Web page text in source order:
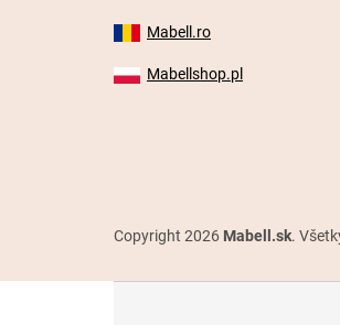
Mabell.ro
Mabellshop.pl
Copyright 2026 Mabell.sk.